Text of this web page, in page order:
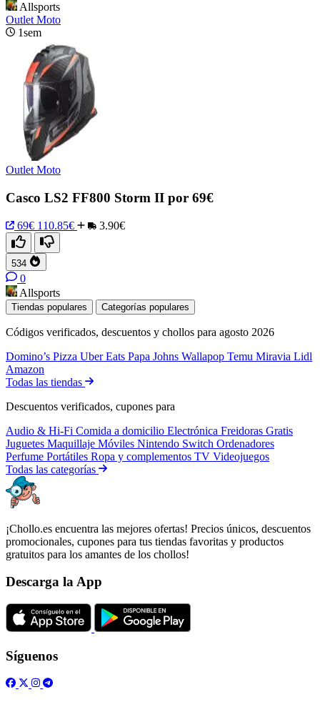
Allsports
Outlet Moto
1sem
Outlet Moto
Casco LS2 FF800 Storm II por 69€
69€ 110.85€ 3.90€
534
0
Allsports
Tiendas populares Categorías populares
Códigos verificados, descuentos y chollos para agosto 2026
Domino’s Pizza Uber Eats Papa Johns Wallapop Temu Miravia Lidl
Amazon
Todas las tiendas
Descuentos verificados, cupones para
Audio & Hi-Fi Comida a domicilio Electrónica Freidoras Gratis
Juguetes Maquillaje Móviles Nintendo Switch Ordenadores
Perfume Portátiles Ropa y complementos TV Videojuegos
Todas las categorías
¡Chollo.es encuentra las mejores ofertas! Precios únicos, descuentos
promocionales, cupones para tus tiendas favoritas y productos
gratuitos para los amantes de los chollos!
Descarga la App
Síguenos